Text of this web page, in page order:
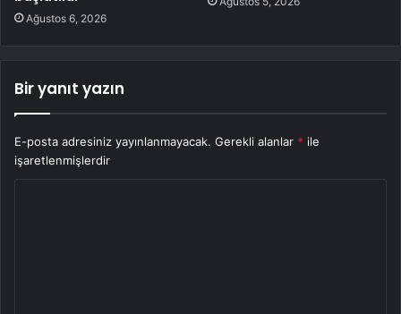
Ağustos 6, 2026
Bir yanıt yazın
E-posta adresiniz yayınlanmayacak. Gerekli alanlar * ile
işaretlenmişlerdir